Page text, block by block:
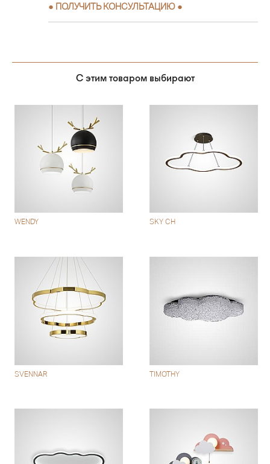
● ПОЛУЧИТЬ КОНСУЛЬТАЦИЮ ●
С этим товаром выбирают
WENDY SKY CH
SVENNAR TIMOTHY